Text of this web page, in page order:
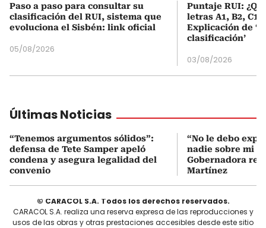
Paso a paso para consultar su
clasificación del RUI, sistema que
evoluciona el Sisbén: link oficial
05/08/2026
Puntaje RUI:
letras A1, B2, C1
Explicación de
clasificación’
03/08/2026
Últimas Noticias
“Tenemos argumentos sólidos”:
defensa de Tete Samper apeló
condena y asegura legalidad del
convenio
“No le debo
nadie sobre mi
Gobernadora
Martínez
© CARACOL S.A. Todos los derechos reservados.
CARACOL S.A. realiza una reserva expresa de las reproducciones y
usos de las obras y otras prestaciones accesibles desde este sitio